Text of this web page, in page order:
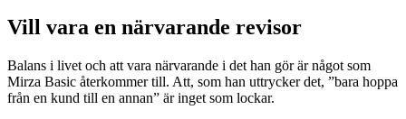
Vill vara en närvarande revisor
Balans i livet och att vara närvarande i det han gör är något som
Mirza Basic återkommer till. Att, som han uttrycker det, ”bara hoppa
från en kund till en annan” är inget som lockar.